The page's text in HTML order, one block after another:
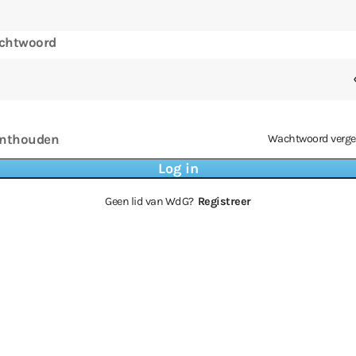
Wachtwoord
Geen lid van WdG? Registreer